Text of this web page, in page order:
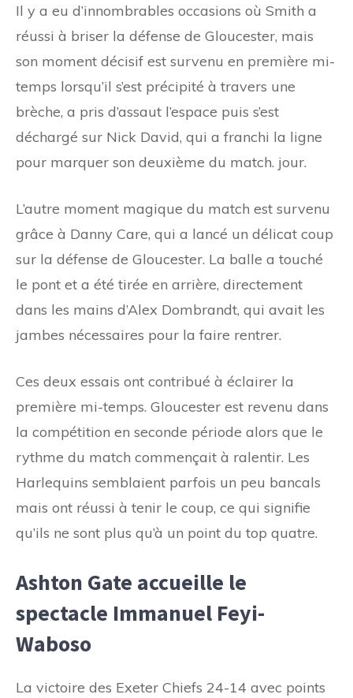
Il y a eu d’innombrables occasions où Smith a
réussi à briser la défense de Gloucester, mais
son moment décisif est survenu en première mi-
temps lorsqu’il s’est précipité à travers une
brèche, a pris d’assaut l’espace puis s’est
déchargé sur Nick David, qui a franchi la ligne
pour marquer son deuxième du match. jour.
L’autre moment magique du match est survenu
grâce à Danny Care, qui a lancé un délicat coup
sur la défense de Gloucester. La balle a touché
le pont et a été tirée en arrière, directement
dans les mains d’Alex Dombrandt, qui avait les
jambes nécessaires pour la faire rentrer.
Ces deux essais ont contribué à éclairer la
première mi-temps. Gloucester est revenu dans
la compétition en seconde période alors que le
rythme du match commençait à ralentir. Les
Harlequins semblaient parfois un peu bancals
mais ont réussi à tenir le coup, ce qui signifie
qu’ils ne sont plus qu’à un point du top quatre.
Ashton Gate accueille le
spectacle Immanuel Feyi-
Waboso
La victoire des Exeter Chiefs 24-14 avec points